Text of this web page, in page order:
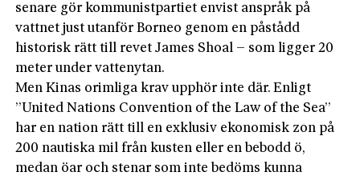
senare gör kommunistpartiet envist anspråk på
vattnet just utanför Borneo genom en påstådd
historisk rätt till revet James Shoal – som ligger 20
meter under vattenytan.
Men Kinas orimliga krav upphör inte där. Enligt
”United Nations Convention of the Law of the Sea”
har en nation rätt till en exklusiv ekonomisk zon på
200 nautiska mil från kusten eller en bebodd ö,
medan öar och stenar som inte bedöms kunna